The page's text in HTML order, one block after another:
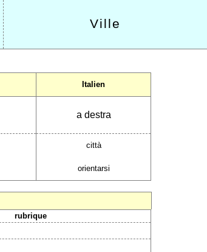
Ville
Italien
a destra
città
orientarsi
rubrique